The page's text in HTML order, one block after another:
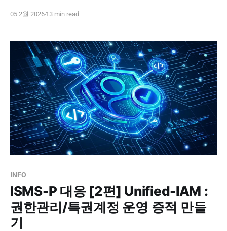
는지를 제도적으로 검증하기 위해 도입된 인증입니다. 단
기 어렵다는 현실이 누적되면서, 정보보호와 개인정보보호
를 함께 묶어 점검하는 기준이 필요해졌고, 그 결과가
ISMS-
05 2월 2026 13 min read
INFO
ISMS-P 대응 [2편] Unified-IAM :
권한관리/특권계정 운영 증적 만들
기